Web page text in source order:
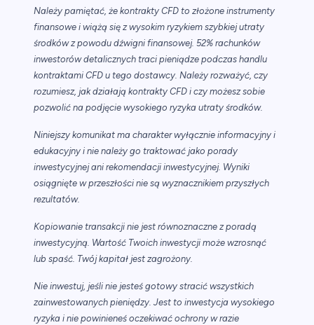
Należy pamiętać, że kontrakty CFD to złożone instrumenty
finansowe i wiążą się z wysokim ryzykiem szybkiej utraty
środków z powodu dźwigni finansowej. 52% rachunków
inwestorów detalicznych traci pieniądze podczas handlu
kontraktami CFD u tego dostawcy. Należy rozważyć, czy
rozumiesz, jak działają kontrakty CFD i czy możesz sobie
pozwolić na podjęcie wysokiego ryzyka utraty środków.
Niniejszy komunikat ma charakter wyłącznie informacyjny i
edukacyjny i nie należy go traktować jako porady
inwestycyjnej ani rekomendacji inwestycyjnej. Wyniki
osiągnięte w przeszłości nie są wyznacznikiem przyszłych
rezultatów.
Kopiowanie transakcji nie jest równoznaczne z poradą
inwestycyjną. Wartość Twoich inwestycji może wzrosnąć
lub spaść. Twój kapitał jest zagrożony.
Nie inwestuj, jeśli nie jesteś gotowy stracić wszystkich
zainwestowanych pieniędzy. Jest to inwestycja wysokiego
ryzyka i nie powinieneś oczekiwać ochrony w razie